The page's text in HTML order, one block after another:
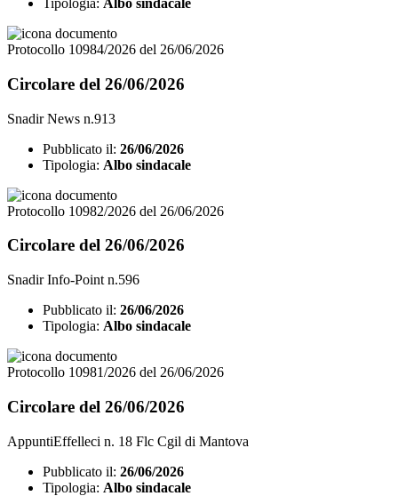
Tipologia: Albo sindacale
Protocollo 10984/2026 del 26/06/2026
Circolare del 26/06/2026
Snadir News n.913
Pubblicato il: 26/06/2026
Tipologia: Albo sindacale
Protocollo 10982/2026 del 26/06/2026
Circolare del 26/06/2026
Snadir Info-Point n.596
Pubblicato il: 26/06/2026
Tipologia: Albo sindacale
Protocollo 10981/2026 del 26/06/2026
Circolare del 26/06/2026
AppuntiEffelleci n. 18 Flc Cgil di Mantova
Pubblicato il: 26/06/2026
Tipologia: Albo sindacale